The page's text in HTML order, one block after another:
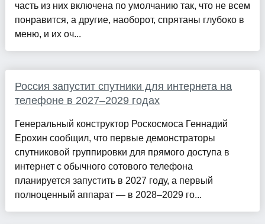
часть из них включена по умолчанию так, что не всем
понравится, а другие, наоборот, спрятаны глубоко в
меню, и их оч...
Россия запустит спутники для интернета на
телефоне в 2027–2029 годах
Генеральный конструктор Роскосмоса Геннадий
Ерохин сообщил, что первые демонстраторы
спутниковой группировки для прямого доступа в
интернет с обычного сотового телефона
планируется запустить в 2027 году, а первый
полноценный аппарат — в 2028–2029 го...